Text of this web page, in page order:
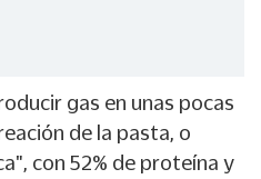
gas en unas pocas
de la pasta, o
con 52% de proteína y